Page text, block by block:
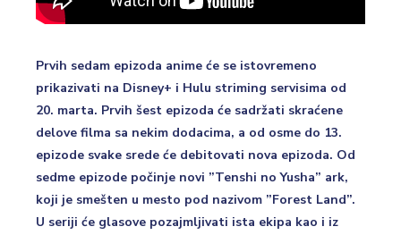
Prvih sedam epizoda anime će se istovremeno
prikazivati na Disney+ i Hulu striming servisima od
20. marta. Prvih šest epizoda će sadržati skraćene
delove filma sa nekim dodacima, a od osme do 13.
epizode svake srede će debitovati nova epizoda. Od
sedme epizode počinje novi ”Tenshi no Yusha” ark,
koji je smešten u mesto pod nazivom ”Forest Land”.
U seriji će glasove pozajmljivati ista ekipa kao i iz